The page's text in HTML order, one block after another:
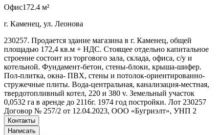
Офис172.4 м²
г. Каменец, ул. Леонова
230257. Продается здание магазина в г. Каменец, общей
площадью 172,4 кв.м + НДС. Стоящее отдельно капитальное
строение состоит из торгового зала, склада, офиса, с/у и
котельной. Фундамент-бетон, стены-блоки, крыша-шифер.
Пол-плитка, окна- ПВХ, стены и потолок-ориентированно-
стружечные плиты. Вода-центральная, канализация-местная,
твердотопливный котел, 220 и 380 v. Земельный участок
0,0532 га в аренде до 2116г. 1974 год постройки. Лот 230257
Договор № 257/2 от 12.04.2023, ООО «Бугриэлт», УНП 2
Контакты
Написать